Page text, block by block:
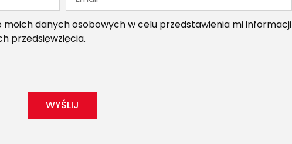
danych osobowych w celu przedstawienia mi informacji
przedsięwzięcia.
WYŚLIJ